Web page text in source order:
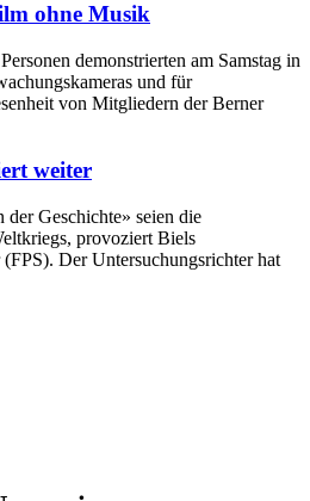
ohne Musik
demonstrierten am Samstag in
und für
von Mitgliedern der Berner
weiter
Geschichte» seien die
provoziert Biels
Der Untersuchungsrichter hat